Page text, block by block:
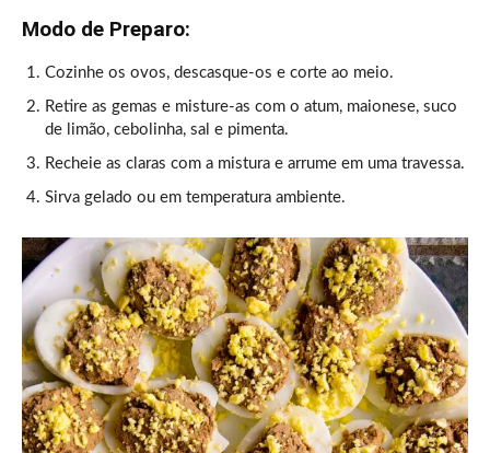
Modo de Preparo:
Cozinhe os ovos, descasque-os e corte ao meio.
Retire as gemas e misture-as com o atum, maionese, suco
de limão, cebolinha, sal e pimenta.
Recheie as claras com a mistura e arrume em uma travessa.
Sirva gelado ou em temperatura ambiente.